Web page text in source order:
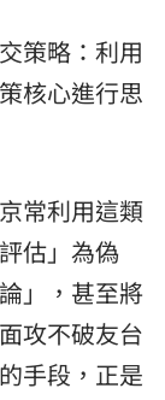
策略：利用
核心進行思
常利用這類
估」為偽
」，甚至將
攻不破友台
手段，正是